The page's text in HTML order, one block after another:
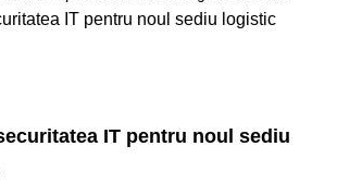
IT pentru noul sediu logistic
IT pentru noul sediu